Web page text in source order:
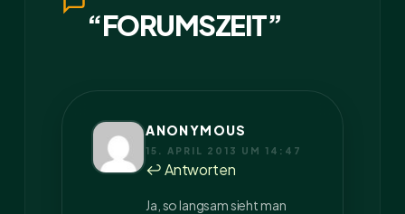
“FORUMSZEIT”
ANONYMOUS
15. APRIL 2013 UM 14:47
↩ Antworten
Ja, so langsam sieht man